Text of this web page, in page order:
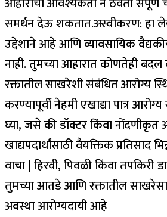
समर्थन देऊ शकतात.अस्वीकरण: हा
उद्देशाने आहे आणि व्यावसायिक
नाही. तुमच्या आहारात कोणतेही बदल
रक्तातील साखरेशी संबंधित आरोग्य
करण्यापूर्वी नेहमी एखाद्या पात्र
घ्या, जसे की डॉक्टर किंवा नोंदणीकृत
खाद्यपदार्थांसाठी वैयक्तिक प्रतिसाद
वाचा |हिरवी, पिवळी किंवा
तुमच्या आतडे आणि रक्तातील
अवस्था आरोग्यदायी आहे